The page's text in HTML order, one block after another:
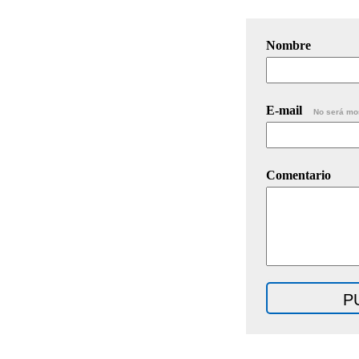
Nombre
E-mail No será
Comentario